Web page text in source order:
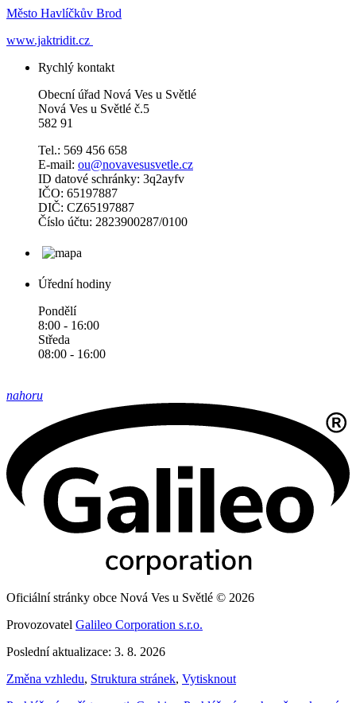
Město Havlíčkův Brod
www.jaktridit.cz
Rychlý kontakt
Obecní úřad Nová Ves u Světlé
Nová Ves u Světlé č.5
582 91
Tel.: 569 456 658
E-mail: ou@novavesusvetle.cz
ID datové schránky: 3q2ayfv
IČO: 65197887
DIČ: CZ65197887
Číslo účtu: 2823900287/0100
Úřední hodiny
Pondělí
8:00 - 16:00
Středa
08:00 - 16:00
nahoru
Oficiální stránky obce Nová Ves u Světlé © 2026
Provozovatel Galileo Corporation s.r.o.
Poslední aktualizace: 3. 8. 2026
Změna vzhledu, Struktura stránek, Vytisknout